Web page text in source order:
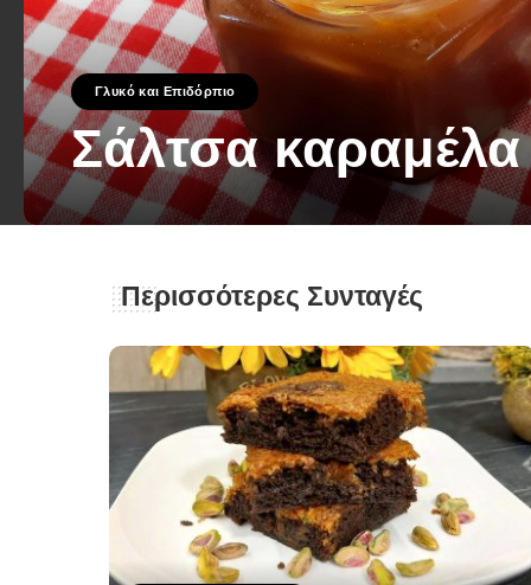
Γλυκό και Επιδόρπιο
Σάλτσα καραμέλα
Posted
George Zolis 8 Μαΐου 2023
Περισσότερες Συνταγές